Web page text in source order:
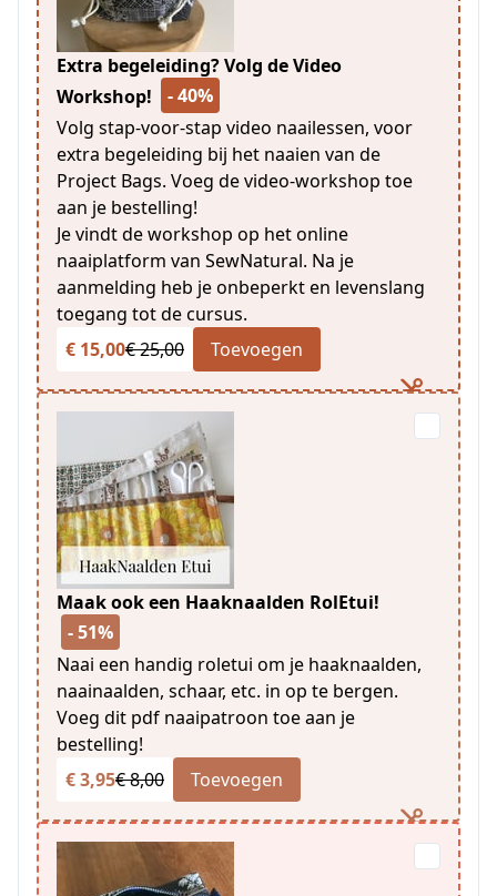
Extra begeleiding? Volg de Video
Workshop!
- 40%
Volg stap-voor-stap video naailessen, voor
extra begeleiding bij het naaien van de
Project Bags. Voeg de video-workshop toe
aan je bestelling!
Je vindt de workshop op het online
naaiplatform van SewNatural. Na je
aanmelding heb je onbeperkt en levenslang
toegang tot de cursus.
€ 15,00€ 25,00 Toevoegen
Maak ook een Haaknaalden RolEtui!
- 51%
Naai een handig roletui om je haaknaalden,
naainaalden, schaar, etc. in op te bergen.
Voeg dit pdf naaipatroon toe aan je
bestelling!
€ 3,95€ 8,00 Toevoegen